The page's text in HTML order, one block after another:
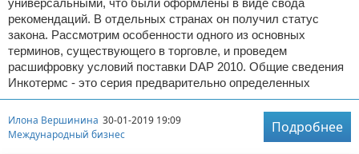
универсальными, что были оформлены в виде свода
рекомендаций. В отдельных странах он получил статус
закона. Рассмотрим особенности одного из основных
терминов, существующего в торговле, и проведем
расшифровку условий поставки DAP 2010. Общие сведения
Инкотермс - это серия предварительно определенных
Илона Вершинина 30-01-2019 19:09
Международный бизнес
Подробнее